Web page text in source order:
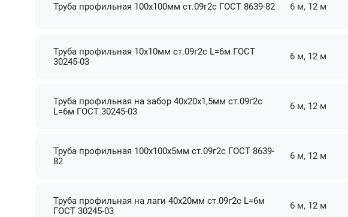
Труба профильная 100х100мм ст.09г2с ГОСТ 8639-82 6 м, 12 м
Труба профильная 10х10мм ст.09г2с L=6м ГОСТ
30245-03
6 м, 12 м
Труба профильная на забор 40х20х1,5мм ст.09г2с
L=6м ГОСТ 30245-03
6 м, 12 м
Труба профильная 100х100х5мм ст.09г2с ГОСТ 8639-
82
6 м, 12 м
Труба профильная на лаги 40х20мм ст.09г2с L=6м
ГОСТ 30245-03
6 м, 12 м